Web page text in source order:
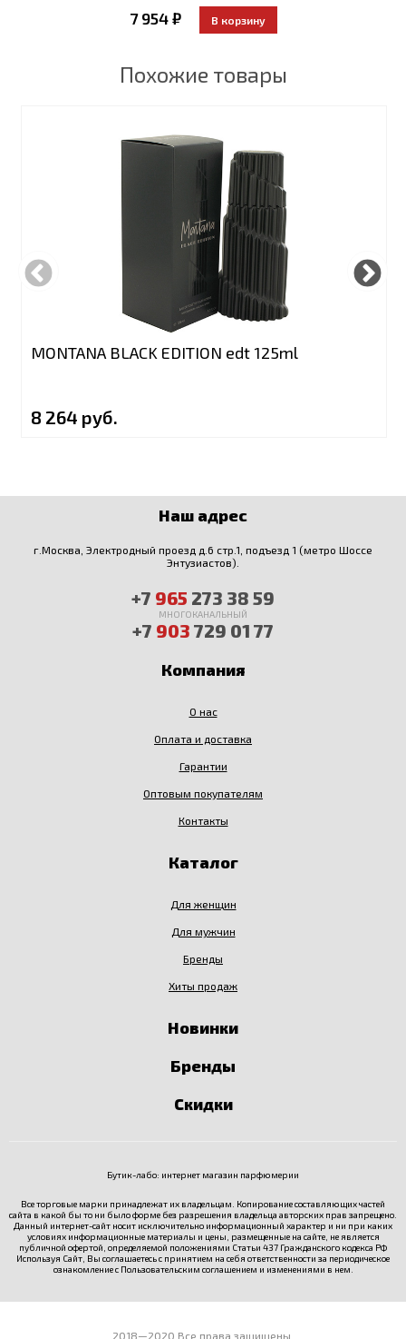
7 954 ₽
Похожие товары
MONTANA BLACK EDITION edt 125ml
8 264 руб.
Наш адрес
г.Москва, Электродный проезд д.6 стр.1, подъезд 1 (метро Шоссе
Энтузиастов).
+7 965 273 38 59
МНОГОКАНАЛЬНЫЙ
+7 903 729 01 77
Компания
О нас
Оплата и доставка
Гарантии
Оптовым покупателям
Контакты
Каталог
Для женщин
Для мужчин
Бренды
Хиты продаж
Новинки
Бренды
Скидки
Бутик-лабо: интернет магазин парфюмерии
Все торговые марки принадлежат их владельцам. Копирование составляющих частей
сайта в какой бы то ни было форме без разрешения владельца авторских прав запрещено.
Данный интернет-сайт носит исключительно информационный характер и ни при каких
условиях информационные материалы и цены, размещенные на сайте, не является
публичной офертой, определяемой положениями Статьи 437 Гражданского кодекса РФ
Используя Сайт, Вы соглашаетесь с принятием на себя ответственности за периодическое
ознакомление с Пользовательским соглашением и изменениями в нем.
2018—2020 Все права защищены.